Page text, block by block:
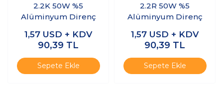
2.2K 50W %5
Alüminyum Direnç
1,57 USD + KDV
90,39 TL
Sepete Ekle
2.2R 50W %5
Alüminyum Direnç
1,57 USD + KDV
90,39 TL
Sepete Ekle